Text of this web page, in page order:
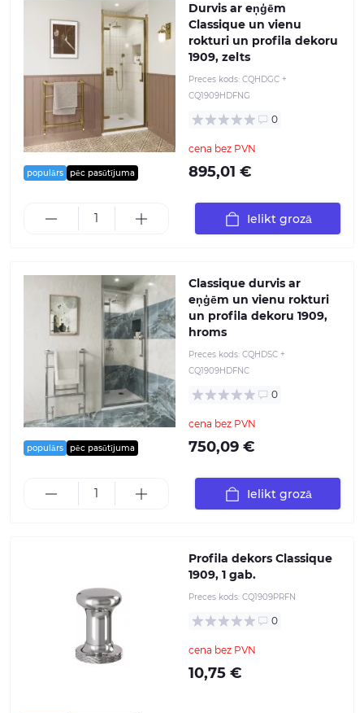
populārs pēc pasūtījuma
Durvis ar eņģēm
Classique un vienu
rokturi un profila dekoru
1909, zelts
Preces kods: CQHDGC +
CQ1909HDFNG
0
cena bez PVN
895,01 €
Ielikt grozā
populārs pēc pasūtījuma
Classique durvis ar
eņģēm un vienu rokturi
un profila dekoru 1909,
hroms
Preces kods: CQHDSC +
CQ1909HDFNC
0
cena bez PVN
750,09 €
Ielikt grozā
Profila dekors Classique
1909, 1 gab.
Preces kods: CQ1909PRFN
0
cena bez PVN
10,75 €